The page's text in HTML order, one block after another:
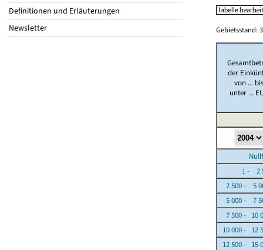
Definitionen und Erläuterungen
Newsletter
Gebietsstand:
der
von ...
unter ...
1 - 2
2 500 - 5
5 000 - 7
7 500 - 10
10 000 - 12
12 500 - 15